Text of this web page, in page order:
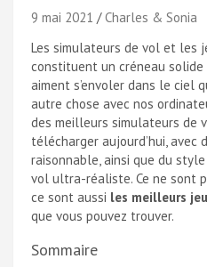
9 mai 2021
Charles & Sonia
Les simulateurs de vol et les
constituent un créneau solide
aiment s’envoler dans le ciel
autre chose avec nos
des meilleurs simulateurs de
télécharger aujourd’hui,
raisonnable, ainsi que du
vol ultra-réaliste. Ce ne sont
ce sont aussi les meilleurs
que vous pouvez trouver.
Sommaire